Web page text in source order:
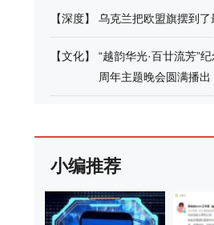
【深度】 乌克兰把欧盟旗摆到了
【文化】
“越韵华光·百廿流芳”
周年主题晚会圆满播出
小编推荐